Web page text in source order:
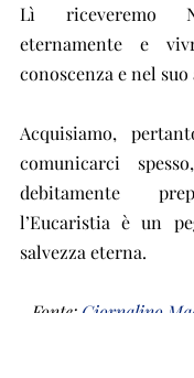
Lì riceveremo
eternamente e
conoscenza e nel suo
Acquisiamo,
comunicarci
debitamente
l’Eucaristia è un
salvezza eterna.
Fonte: Giornalino